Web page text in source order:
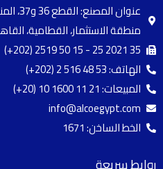
عنوان
منطقة الاستثمار، القطامية،
(+202) 2519 50 15 - 25 2021 35
الهاتف:(+202) 2 516 48 53
المبيعات:(+20) 10 1600 11 21
info@alcoegypt.com
الخط الساخن: 1671